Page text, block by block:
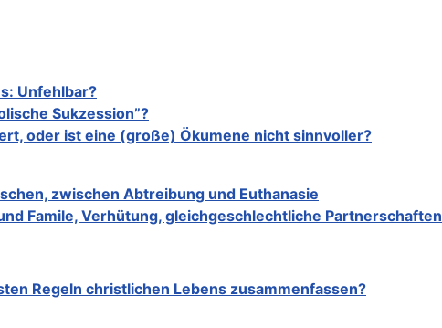
Unfehlbar?
Sukzession”?
oder ist eine (große) Ökumene nicht sinnvoller?
zwischen Abtreibung und Euthanasie
Famile, Verhütung, gleichgeschlechtliche Partnerschaften
Regeln christlichen Lebens zusammenfassen?